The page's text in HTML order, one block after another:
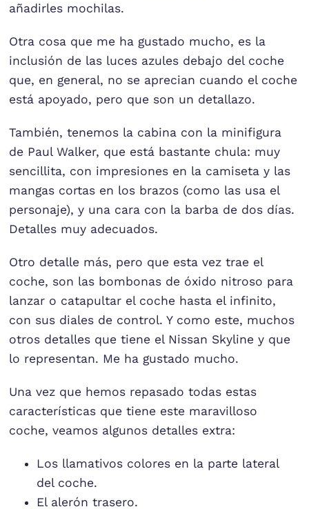
añadirles mochilas.
Otra cosa que me ha gustado mucho, es la
inclusión de las luces azules debajo del coche
que, en general, no se aprecian cuando el coche
está apoyado, pero que son un detallazo.
También, tenemos la cabina con la minifigura
de Paul Walker, que está bastante chula: muy
sencillita, con impresiones en la camiseta y las
mangas cortas en los brazos (como las usa el
personaje), y una cara con la barba de dos días.
Detalles muy adecuados.
Otro detalle más, pero que esta vez trae el
coche, son las bombonas de óxido nitroso para
lanzar o catapultar el coche hasta el infinito,
con sus diales de control. Y como este, muchos
otros detalles que tiene el Nissan Skyline y que
lo representan. Me ha gustado mucho.
Una vez que hemos repasado todas estas
características que tiene este maravilloso
coche, veamos algunos detalles extra:
Los llamativos colores en la parte lateral
del coche.
El alerón trasero.